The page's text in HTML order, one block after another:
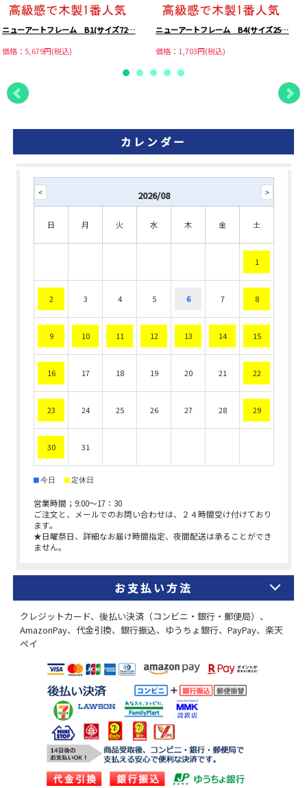
ニューアートフレーム B1(サイズ72…
価格：5,679円(税込)
ニューアートフレーム B4(サイズ25…
価格：1,703円(税込)
カレンダー
お支払い方法
クレジットカード、後払い決済（コンビニ・銀行・郵便局）、
AmazonPay、代金引換、銀行振込、ゆうちょ銀行、PayPay、楽天
ペイ